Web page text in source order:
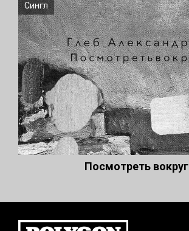
Сингл
Посмотреть вокруг